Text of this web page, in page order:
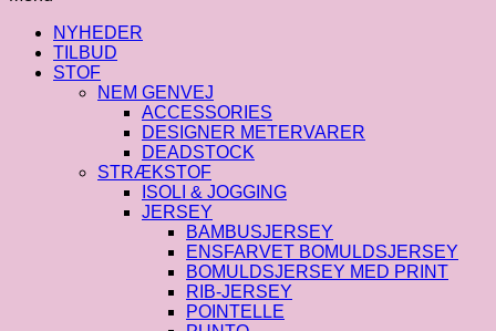
mønster
antalNYHEDER
TILBUD
STOF
NEM GENVEJ
ACCESSORIES
DESIGNER METERVARER
DEADSTOCK
STRÆKSTOF
ISOLI & JOGGING
JERSEY
BAMBUSJERSEY
ENSFARVET BOMULDSJERSEY
BOMULDSJERSEY MED PRINT
RIB-JERSEY
POINTELLE